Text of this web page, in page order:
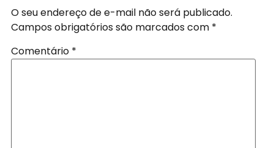
O seu endereço de e-mail não será publicado.
Campos obrigatórios são marcados com *
Comentário *